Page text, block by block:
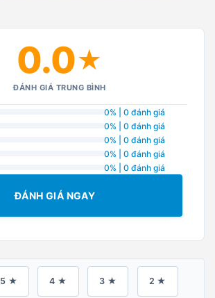
0.0★
ĐÁNH GIÁ TRUNG BÌNH
0% | 0 đánh giá
0% | 0 đánh giá
0% | 0 đánh giá
0% | 0 đánh giá
0% | 0 đánh giá
ĐÁNH GIÁ NGAY
5 ★ 4 ★ 3 ★ 2 ★